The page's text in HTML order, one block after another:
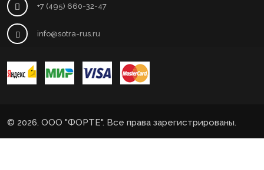
+7 (495) 660-32-47
info@sotra-rus.ru
© 2026. ООО "ФОРТЕ". Все права зарегистрированы.